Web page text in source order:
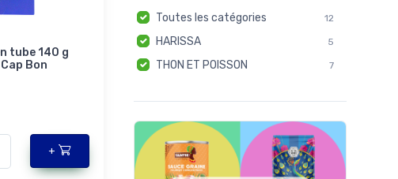
tube 140 g
Bon
+
Toutes les catégories 12
HARISSA 5
THON ET POISSON 7